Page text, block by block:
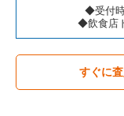
カラオケ・パブ・
バーの居抜き売却
居酒屋・ダイニン
板橋区の飲食店の
台東区の飲食店の
練馬区の飲食店の
東京23区のカフェ
東京23区のテイク
東京23区のお弁当
千代田区のアジア
千代田区のカフェ
千代田区のテイク
◆受付時
◆飲食店
すぐに